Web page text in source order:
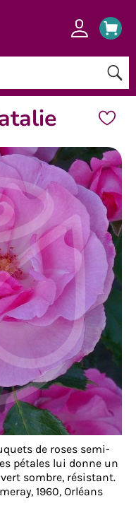
de roses semi-
pétales lui donne un
sombre, résistant.
1960, Orléans